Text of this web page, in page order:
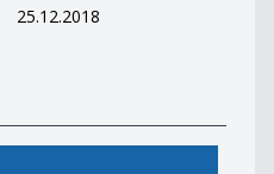
25.12.2018